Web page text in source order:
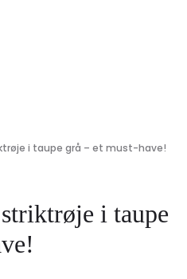
i taupe grå – et must-have!
i taupe